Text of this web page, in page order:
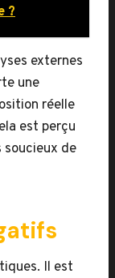
?
externes
une
réelle
est perçu
de
Il est